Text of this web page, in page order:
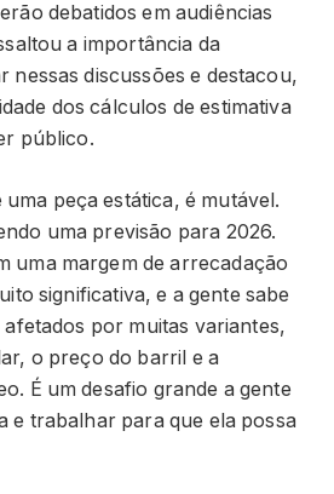
debatidos em audiências
a importância da
nessas discussões e destacou,
dos cálculos de estimativa
público.
peça estática, é mutável.
uma previsão para 2026.
uma margem de arrecadação
significativa, e a gente sabe
por muitas variantes,
o preço do barril e a
É um desafio grande a gente
e trabalhar para que ela possa